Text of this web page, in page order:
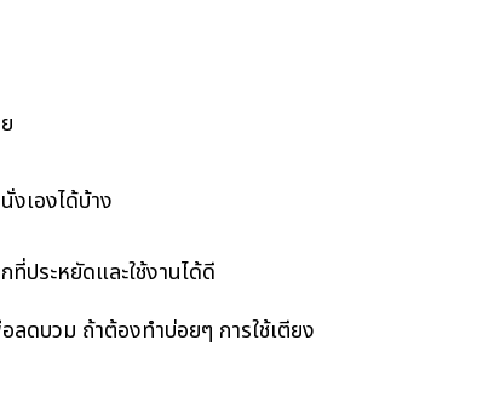
เองได้บ้าง
ที่ประหยัดและใช้งานได้ดี
ดบวม ถ้าต้องทำบ่อยๆ การใช้เตียง